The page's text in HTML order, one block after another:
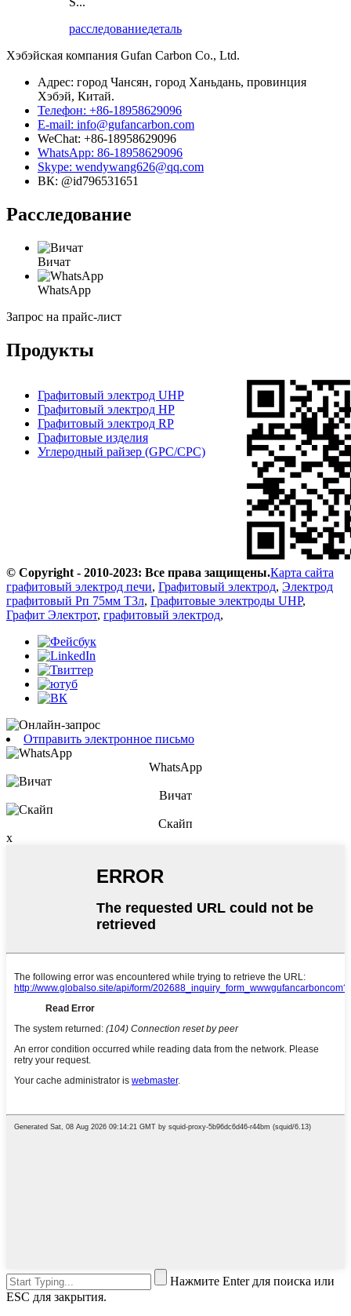
расследованиедеталь
Хэбэйская компания Gufan Carbon Co., Ltd.
Адрес: город Чансян, город Ханьдань, провинция
Хэбэй, Китай.
Телефон: +86-18958629096
E-mail: info@gufancarbon.com
WeChat: +86-18958629096
WhatsApp: 86-18958629096
Skype: wendywang626@qq.com
ВК: @id796531651
Расследование
Вичат
WhatsApp
Запрос на прайс-лист
Продукты
Графитовый электрод UHP
Графитовый электрод HP
Графитовый электрод RP
Графитовые изделия
Углеродный райзер (GPC/CPC)
© Copyright - 2010-2023: Все права защищены.Карта сайта
графитовый электрод печи, Графитовый электрод, Электрод
графитовый Рп 75мм Т3л, Графитовые электроды UHP,
Графит Электрот, графитовый электрод,
Отправить электронное письмо
WhatsApp
Вичат
Скайп
x
Нажмите Enter для поиска или
ESC для закрытия.